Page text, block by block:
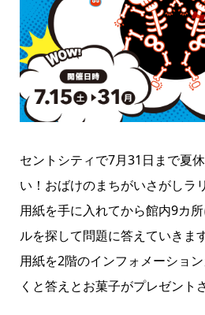
セントシティで7月31日まで夏
い！おばけのまちがいさがしラ
用紙を手に入れてから館内9カ
ルを探して問題に答えていきま
用紙を2階のインフォメーショ
くと答えとお菓子がプレゼント